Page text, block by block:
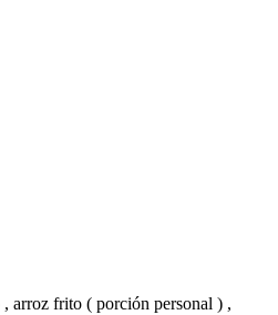
arroz frito ( porción personal ) ,